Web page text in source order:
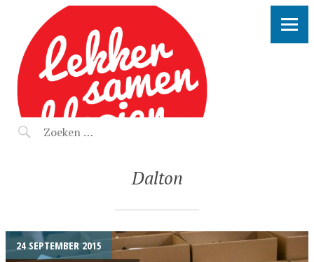
LEKKER SAMEN KLOOIEN
Dalton
24 SEPTEMBER 2015